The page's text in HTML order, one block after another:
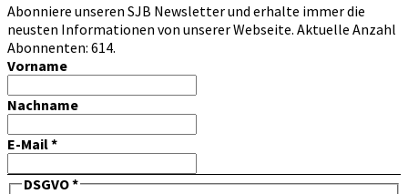
Abonniere unseren SJB Newsletter und erhalte immer die
neusten Informationen von unserer Webseite. Aktuelle Anzahl
Abonnenten: 614.
Vorname
Nachname
E-Mail*
DSGVO*